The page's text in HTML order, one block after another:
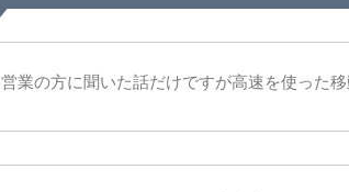
営業の方に聞いた話だけですが高速を使った